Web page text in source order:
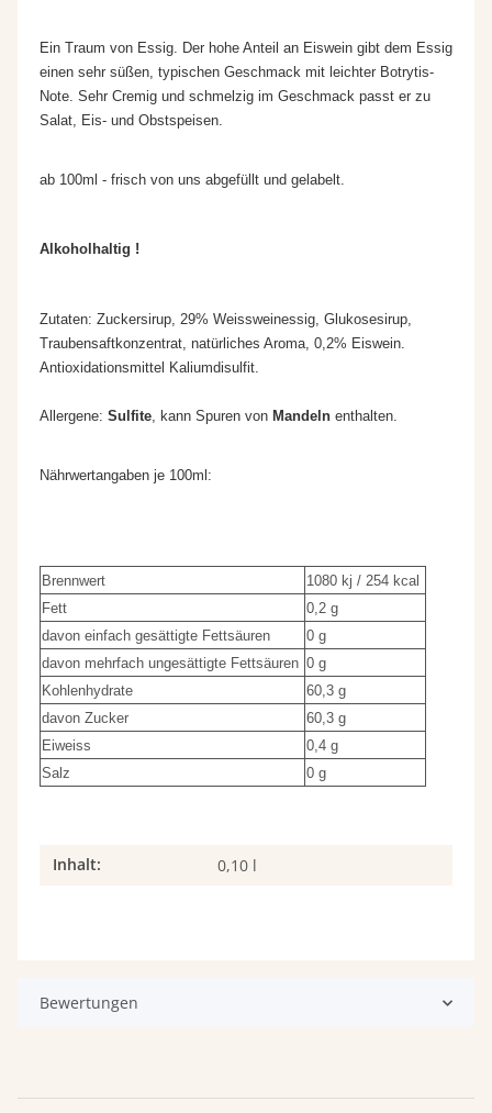
Ein Traum von Essig. Der hohe Anteil an Eiswein gibt dem Essig
einen sehr süßen, typischen Geschmack mit leichter Botrytis-
Note. Sehr Cremig und schmelzig im Geschmack passt er zu
Salat, Eis- und Obstspeisen.
ab 100ml - frisch von uns abgefüllt und gelabelt.
Alkoholhaltig !
Zutaten: Zuckersirup, 29% Weissweinessig, Glukosesirup,
Traubensaftkonzentrat, natürliches Aroma, 0,2% Eiswein.
Antioxidationsmittel Kaliumdisulfit.
Allergene: Sulfite, kann Spuren von Mandeln enthalten.
Nährwertangaben je 100ml:
Brennwert
1080 kj / 254 kcal
Fett
0,2 g
davon einfach gesättigte Fettsäuren
0 g
davon mehrfach ungesättigte Fettsäuren 0 g
Kohlenhydrate
60,3 g
davon Zucker
60,3 g
Eiweiss
0,4 g
Salz
0 g
Produkteigenschaft
Wert
Inhalt: 0,10 l
Bewertungen